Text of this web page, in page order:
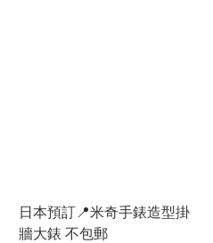
日本預訂📍米奇手錶造型掛
牆大錶 不包郵